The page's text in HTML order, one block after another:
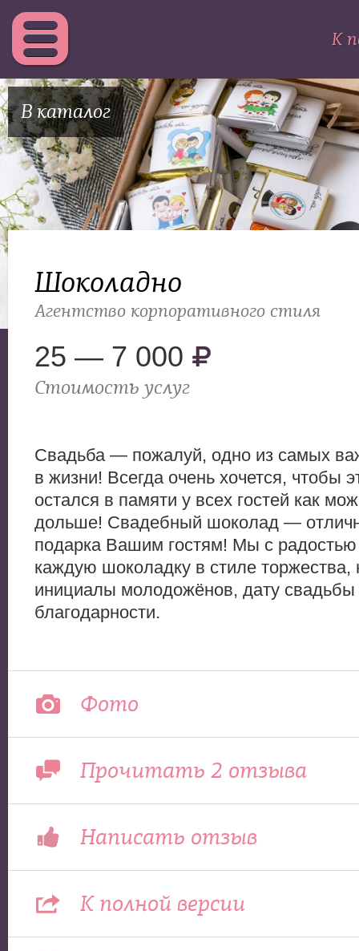
К
В каталог
Шоколадно
Агентство корпоративного стиля
25 — 7 000
Стоимость услуг
Свадьба — пожалуй, одно из самых
в жизни! Всегда очень хочется, чтобы
остался в памяти у всех гостей как
дольше! Свадебный шоколад —
подарка Вашим гостям! Мы с
каждую шоколадку в стиле торжества,
инициалы молодожёнов, дату свадьбы
благодарности.
Фото
Прочитать 2 отзыва
Написать отзыв
К полной версии